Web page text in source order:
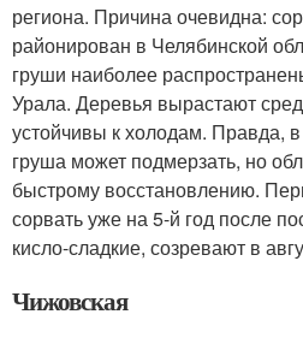
региона. Причина очевидна:
районирован в Челябинской
груши наиболее
Урала. Деревья вырастают
устойчивы к холодам. Правда,
груша может подмерзать, но
быстрому восстановлению.
сорвать уже на 5-й год после
кисло-сладкие, созревают в
Чижовская